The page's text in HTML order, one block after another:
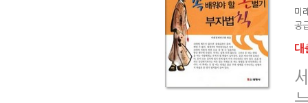
미
공
대